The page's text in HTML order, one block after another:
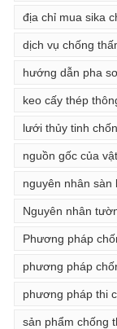
địa chỉ mua sika
dịch vụ chống
hướng dẫn pha
keo cấy thép
lưới thủy tinh
nguồn gốc của
nguyên nhân
Nguyên nhân
Phương pháp
phương pháp
phương pháp thi
sản phẩm chống